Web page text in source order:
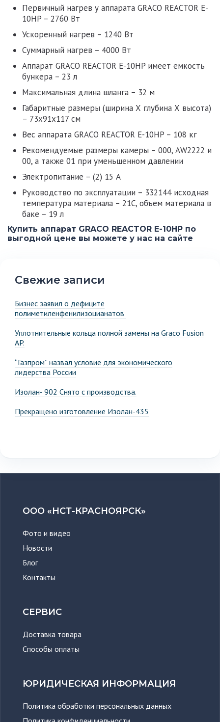
Первичный нагрев у аппарата GRACO REACTOR E-
10HP – 2760 Вт
Ускоренный нагрев – 1240 Вт
Суммарный нагрев – 4000 Вт
Аппарат GRACO REACTOR E-10HP имеет емкость
бункера – 23 л
Максимальная длина шланга – 32 м
Габаритные размеры (ширина Х глубина Х высота)
– 73x91x117 см
Вес аппарата GRACO REACTOR E-10HP – 108 кг
Рекомендуемые размеры камеры – 000, AW2222 и
00, а также 01 при уменьшенном давлении
Электропитание – (2) 15 A
Руководство по эксплуатации – 332144 исходная
температура материала – 21C, объем материала в
баке – 19 л
Купить аппарат GRACO REACTOR E-10HP по
выгодной цене вы можете у нас на сайте
Свежие записи
Бизнес заявил о дефиците
полиметиленфенилизоцианатов
Уплотнительные кольца полной замены на Graco Fusion
AP.
“Газпром” назвал условие для экономического
лидерства России
Изолан- 902 Снято с производства.
Прекращено изготовление Изолан-435
ООО «НСТ-КРАСНОЯРСК»
Фото и видео
Новости
Блог
Контакты
СЕРВИС
Доставка товара
Способы оплаты
ЮРИДИЧЕСКАЯ ИНФОРМАЦИЯ
Политика обработки персональных данных